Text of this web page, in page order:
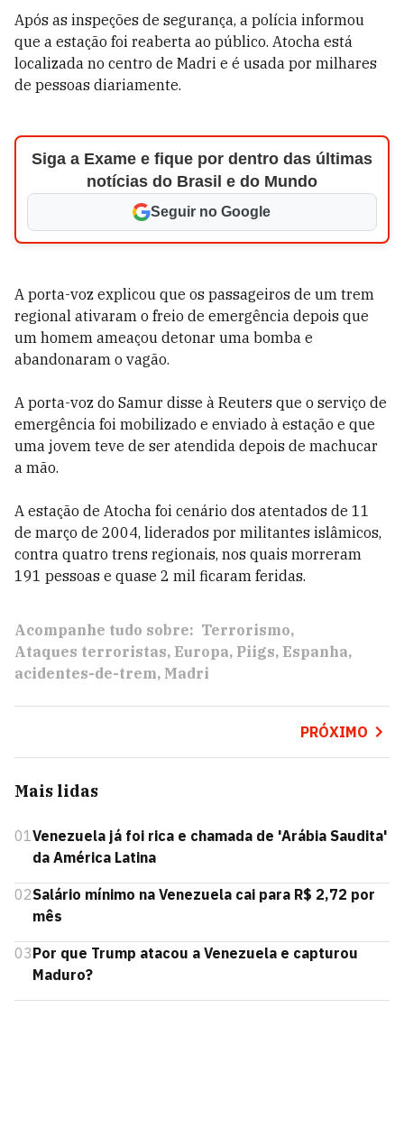
Após as inspeções de segurança, a polícia informou
que a estação foi reaberta ao público. Atocha está
localizada no centro de Madri e é usada por milhares
de pessoas diariamente.
Siga a Exame e fique por dentro das últimas
notícias do Brasil e do Mundo
Seguir no Google
A porta-voz explicou que os passageiros de um trem
regional ativaram o freio de emergência depois que
um homem ameaçou detonar uma bomba e
abandonaram o vagão.
A porta-voz do Samur disse à Reuters que o serviço de
emergência foi mobilizado e enviado à estação e que
uma jovem teve de ser atendida depois de machucar
a mão.
A estação de Atocha foi cenário dos atentados de 11
de março de 2004, liderados por militantes islâmicos,
contra quatro trens regionais, nos quais morreram
191 pessoas e quase 2 mil ficaram feridas.
Acompanhe tudo sobre: Terrorismo
Ataques terroristas Europa Piigs Espanha
acidentes-de-trem Madri
PRÓXIMO
Mais lidas
01Venezuela já foi rica e chamada de 'Arábia Saudita'
da América Latina
02Salário mínimo na Venezuela cai para R$ 2,72 por
mês
03Por que Trump atacou a Venezuela e capturou
Maduro?